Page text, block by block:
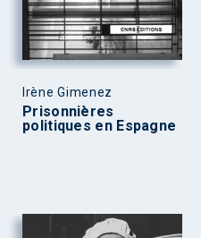
Irène Gimenez
Prisonnières
politiques en Espagne